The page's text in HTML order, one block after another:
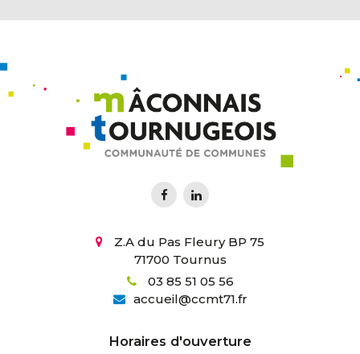
Z.A du Pas Fleury BP 75
71700 Tournus
03 85 51 05 56
accueil@ccmt71.fr
Horaires d'ouverture